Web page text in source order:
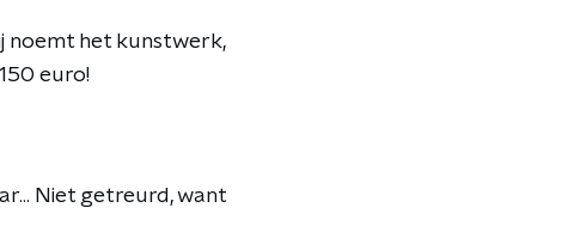
noemt het kunstwerk,
euro!
Niet getreurd, want